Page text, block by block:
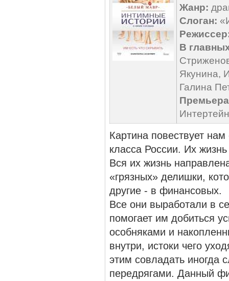
Жанр:
Слоган:
В
Якунина,
Галина
Картина повествует
класса России. Их
Вся их жизнь
«грязных» делишки,
другие - в финансовых.
Все они выработали в
помогает им добиться
особняками и
внутри, истоки чего
этим совладать иногда
передрягами. Данный